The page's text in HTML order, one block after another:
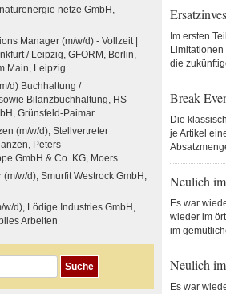
Im ersten
die
Break-
Die
je Artikel
Neulich
Es war
wieder im
im
Neulich
Es war
netze GmbH,
Manager (m/w/d) - Vollzeit |
/ Leipzig, GFORM, Berlin,
Main, Leipzig
d) Buchhaltung /
Bilanzbuchhaltung, HS
Grünsfeld-Paimar
(m/w/d), Stellvertreter
Peters
GmbH & Co. KG, Moers
w/d), Smurfit Westrock GmbH,
w/d), Lödige Industries GmbH,
Arbeiten